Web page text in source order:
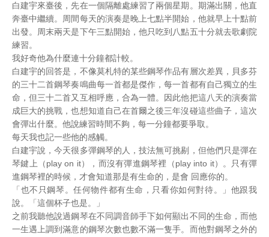
白建宇來臺後，先在一個隔離處練習了兩個星期。期滿出關，他直
奔臺中繼續。周間每天的演奏是晚上七點半開始，他就早上十點前
出發。周末兩天是下午三點開始，他只吃到八點五十分就去歌劇院
練習。
我好奇他為什麼連十分鐘都計較。
白建宇的回答是，不像莫札特的某些鋼琴作品有層次差異，貝多芬
的三十二首鋼琴奏鳴曲每一首都是傑作，每一首都有自己獨立的生
命，但三十二首又互相呼應，合為一體。因此他把這八天的演奏當
成巨大的挑戰，也想知道自己在首爾之後三年沒碰這些曲子，這次
會彈出什麼。他說練習時間不夠，每一分鐘都要爭取。
每天我也記一些他的感觸。
白建宇說，今天很多彈鋼琴的人，技法無可挑剔，但他們只是彈在
琴鍵上（play on it），而沒有彈進鋼琴裡（play into it）。只有彈
進鋼琴裡的時候，才會知道那是有生命的，是會 回應你的。
「也不只鋼琴。任何物件都有生命，只看你如何對待。」他跟我
說。「這個杯子也是。」
之前我聽他說過鋼琴在不同調音師手下如何顯出不同的生命，而他
一生遇上調到滿意的鋼琴次數也數不滿一隻手。而他對鋼琴之外的